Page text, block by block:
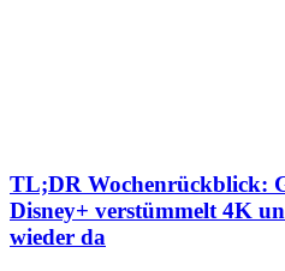
TL;DR Wochenrückblick:
Disney+ verstümmelt 4K
wieder da